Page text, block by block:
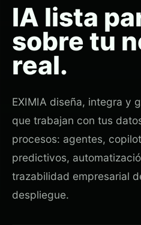
IA lista
sobre tu
real.
EXIMIA diseña, integra y
que trabajan con tus
procesos: agentes,
predictivos,
trazabilidad empresarial
despliegue.